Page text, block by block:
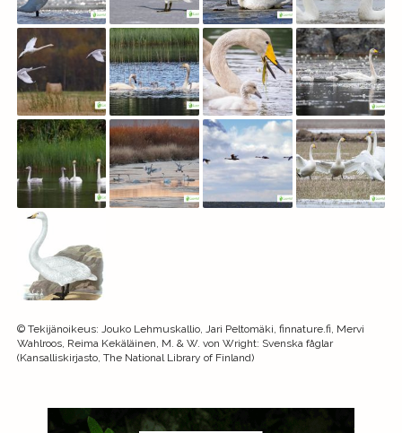
© Tekijänoikeus: Jouko Lehmuskallio, Jari Peltomäki, finnature.fi, Mervi
Wahlroos, Reima Kekäläinen, M. & W. von Wright: Svenska fåglar
(Kansalliskirjasto, The National Library of Finland)